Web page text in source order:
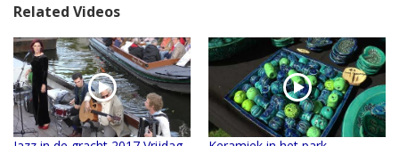
Related Videos